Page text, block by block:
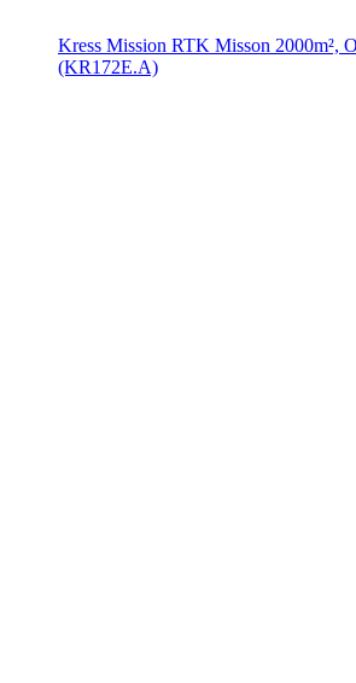
Kress Mission RTK Misson 2000m²,
(KR172E.A)